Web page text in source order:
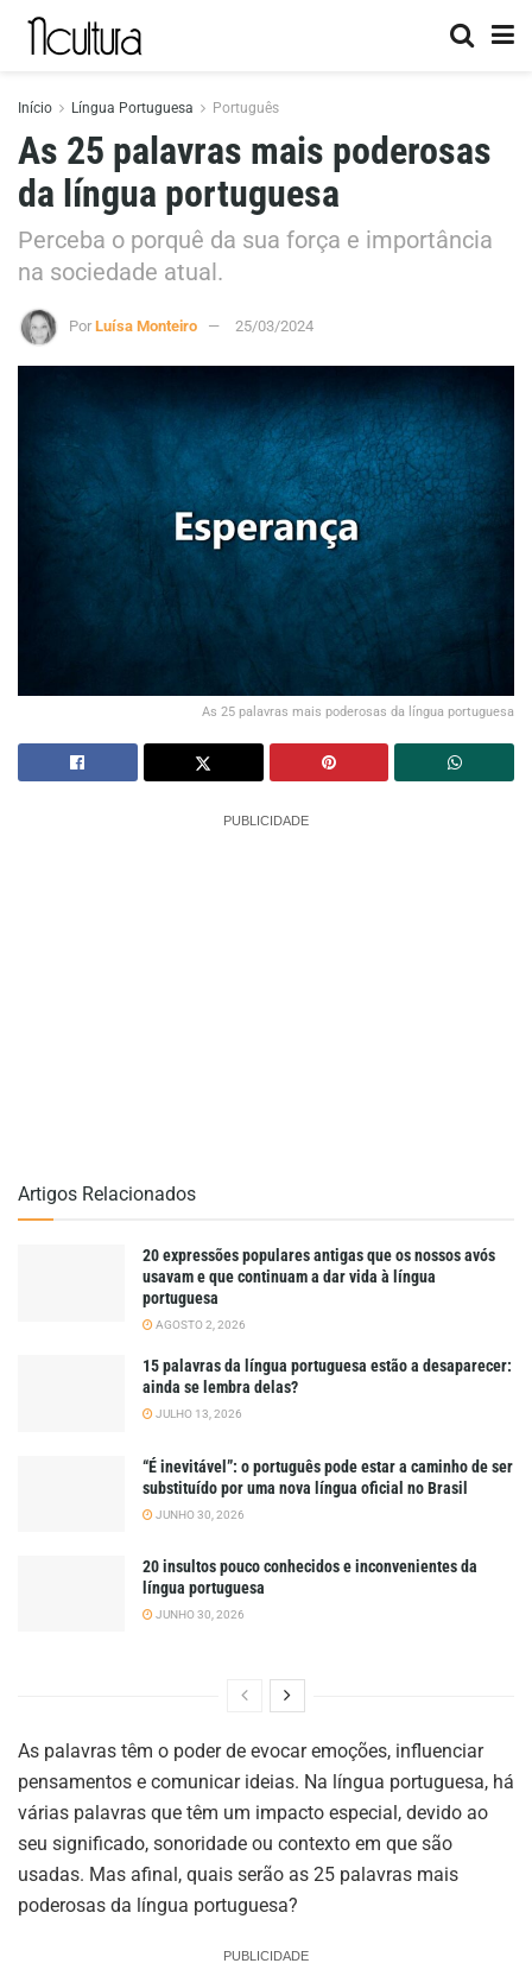
Início Língua Portuguesa Português
As 25 palavras mais poderosas
da língua portuguesa
Perceba o porquê da sua força e importância
na sociedade atual.
Por Luísa Monteiro 25/03/2024
As 25 palavras mais poderosas da língua portuguesa
PUBLICIDADE
Artigos Relacionados
20 expressões populares antigas que os nossos avós
usavam e que continuam a dar vida à língua
portuguesa
AGOSTO 2, 2026
15 palavras da língua portuguesa estão a desaparecer:
ainda se lembra delas?
JULHO 13, 2026
“É inevitável”: o português pode estar a caminho de ser
substituído por uma nova língua oficial no Brasil
JUNHO 30, 2026
20 insultos pouco conhecidos e inconvenientes da
língua portuguesa
JUNHO 30, 2026
As palavras têm o poder de evocar emoções, influenciar
pensamentos e comunicar ideias. Na língua portuguesa, há
várias palavras que têm um impacto especial, devido ao
seu significado, sonoridade ou contexto em que são
usadas. Mas afinal, quais serão as 25 palavras mais
poderosas da língua portuguesa?
PUBLICIDADE